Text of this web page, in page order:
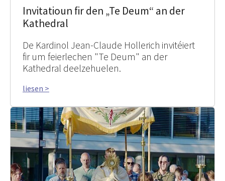
Invitatioun fir den „Te Deum“ an der
Kathedral
De Kardinol Jean-Claude Hollerich invitéiert
fir um feierlechen "Te Deum" an der
Kathedral deelzehuelen.
liesen >